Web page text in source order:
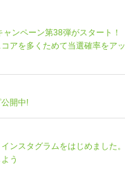
ンペーン第38弾がスタート！
アを多くためて当選確率をアッ
開中!
ンスタグラムをはじめました。
う